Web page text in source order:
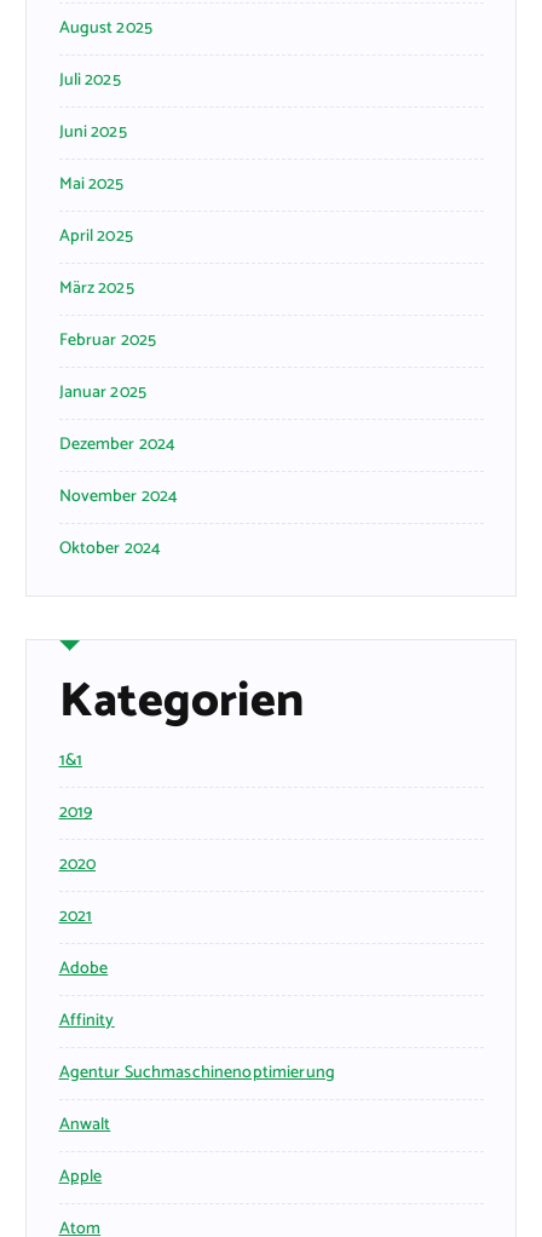
August 2025
Juli 2025
Juni 2025
Mai 2025
April 2025
März 2025
Februar 2025
Januar 2025
Dezember 2024
November 2024
Oktober 2024
Kategorien
1&1
2019
2020
2021
Adobe
Affinity
Agentur Suchmaschinenoptimierung
Anwalt
Apple
Atom